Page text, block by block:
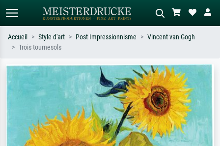
Recherchez par artiste, titre ou style –
ex. Monet, Nuit étoilée,
impressionnisme, vague de Hokusai,
Décrivez la scène – ex. prairie verte,
abstrait avec beaucoup de rouge,
tableau sombre, nu debout près d'un
arbre.
Accueil Style d'art Post Impressionnisme
Vincent van Gogh
Trois tournesols